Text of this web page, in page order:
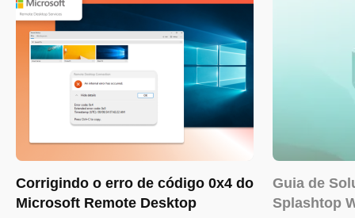
Corrigindo o erro de código 0x4 do
Microsoft Remote Desktop
Guia de
Splashtop